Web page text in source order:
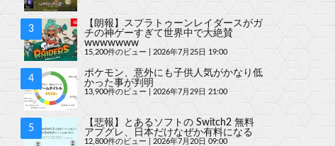
【朗報】スプラトゥーンレイダースがガ
チの神ゲーすぎて世界中で大絶賛
wwwwwww
15,200件のビュー 2026年7月25日 19:00
ポケモン、意外にも子供人気がかなり低
かった事が判明
13,900件のビュー 2026年7月29日 21:00
【悲報】とあるソフトの Switch2 無料
アプグレ、日本だけなぜか有料になる
12,800件のビュー 2026年7月20日 09:00